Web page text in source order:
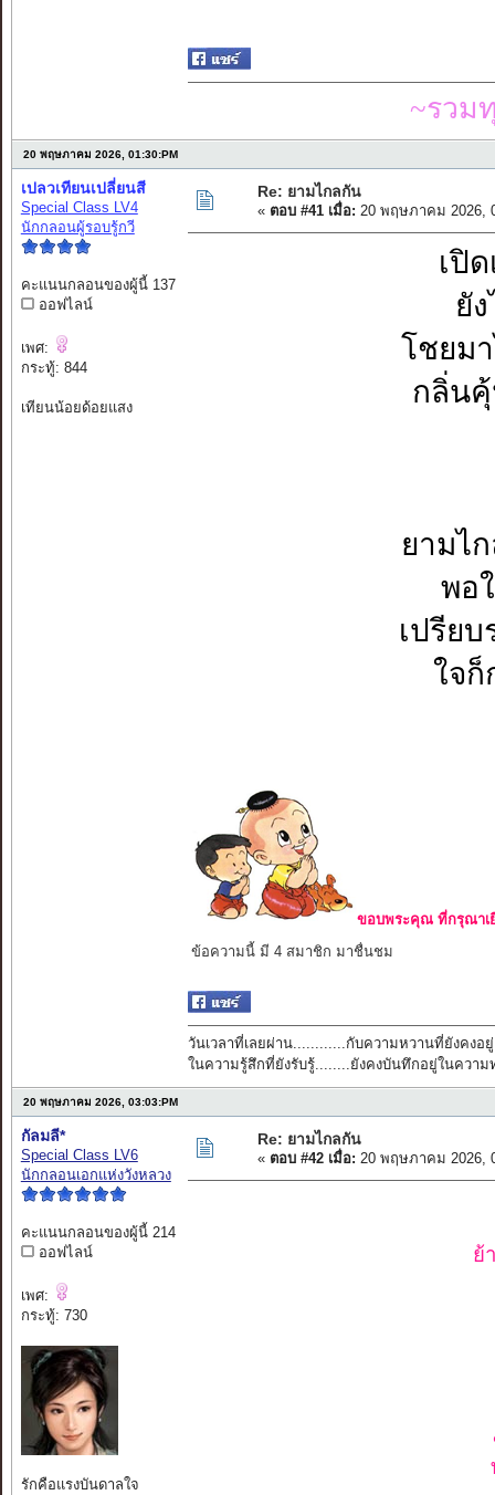
~รวม
20 พฤษภาคม 2026, 01:30:PM
เปลวเทียนเปลี่ยนสี
Special Class LV4
นักกลอนผู้รอบรู้กวี
คะแนนกลอนของผู้นี้ 137
ออฟไลน์
เพศ:
กระทู้: 844
เทียนน้อยด้อยแสง
Re: ยามไกลกัน
« ตอบ #41 เมื่อ: 20 พฤษภาคม 2026,
เปิ
ยั
โชยม
กลิ่นคุ้
ยามไ
พอ
เปรีย
ใจก็
ขอบพระคุณ ที่กรุณาเ
ข้อความนี้ มี 4 สมาชิก มาชื่นชม
วันเวลาที่เลยผ่าน............กับความหวานที่ยังคงอยู่
ในความรู้สึกที่ยังรับรู้........ยังคงบันทึกอยู่ในความ
20 พฤษภาคม 2026, 03:03:PM
กัลมลี*
Special Class LV6
นักกลอนเอกแห่งวังหลวง
คะแนนกลอนของผู้นี้ 214
ออฟไลน์
เพศ:
กระทู้: 730
รักคือแรงบันดาลใจ
Re: ยามไกลกัน
« ตอบ #42 เมื่อ: 20 พฤษภาคม 2026,
ย้